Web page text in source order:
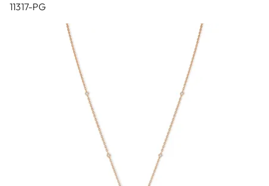
11317-PG